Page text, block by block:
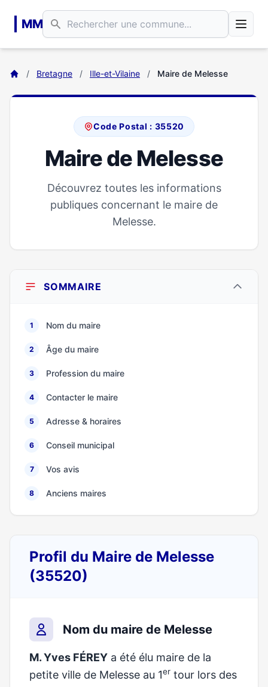
MM
/ Bretagne / Ille-et-Vilaine / Maire de Melesse
Code Postal : 35520
Maire de Melesse
Découvrez toutes les informations
publiques concernant le maire de
Melesse.
SOMMAIRE
1 Nom du maire
2 Âge du maire
3 Profession du maire
4 Contacter le maire
5 Adresse & horaires
6 Conseil municipal
7 Vos avis
8 Anciens maires
Profil du Maire de Melesse
(35520)
Nom du maire de Melesse
M. Yves FÉREY a été élu maire de la
petite ville de Melesse au 1er tour lors des